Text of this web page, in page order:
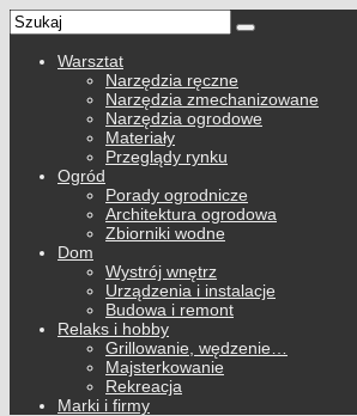
Warsztat
Narzędzia ręczne
Narzędzia zmechanizowane
Narzędzia ogrodowe
Materiały
Przeglądy rynku
Ogród
Porady ogrodnicze
Architektura ogrodowa
Zbiorniki wodne
Dom
Wystrój wnętrz
Urządzenia i instalacje
Budowa i remont
Relaks i hobby
Grillowanie, wędzenie…
Majsterkowanie
Rekreacja
Marki i firmy